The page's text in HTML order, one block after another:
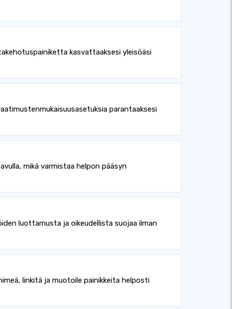
kasvattaaksesi yleisöäsi
parantaaksesi
mikä varmistaa helpon pääsyn
luottamusta ja oikeudellista suojaa ilman
linkitä ja muotoile painikkeita helposti